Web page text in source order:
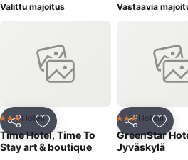
Valittu majoitus
Jaa Lisää suosikkeihin
3 Tähtiluokitus
Hotelli
Time Hotel, Time To
Stay art & boutique
Vastaavia
Jaa Lisää
3 Tähtiluokitus
Hotelli
GreenStar
Jyväskylä